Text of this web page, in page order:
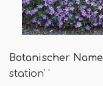
Botanischer Name
station' '